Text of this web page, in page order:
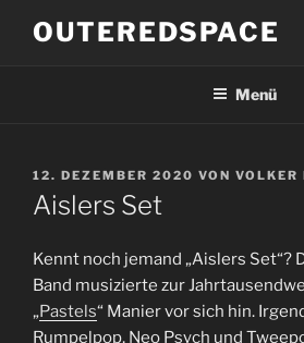
InhaltOUTEREDSPACE
Menü
VERÖFFENTLICHT
AM
12. DEZEMBER 2020 VON VOLKER
Aislers Set
Kennt noch jemand „Aislers Set“?
Band musizierte zur
„Pastels“ Manier vor sich hin.
Rumpelpop, Neo Psych und